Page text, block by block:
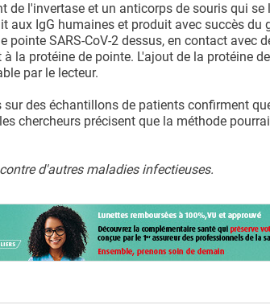
de l'invertase et un anticorps de souris qui
aux IgG humaines et produit avec succès du
SARS-CoV-2 dessus, en contact avec
la protéine de pointe. L'ajout de la protéine
par le lecteur.
sur des échantillons de patients confirment
chercheurs précisent que la méthode
d'autres maladies infectieuses.